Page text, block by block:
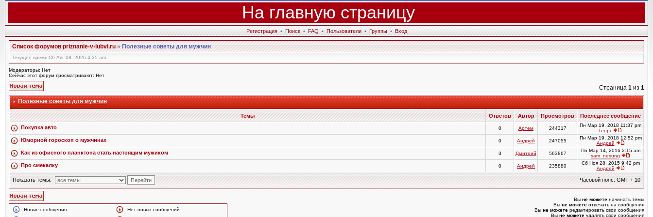
На главную страницу
Регистрация • Поиск • FAQ • Пользователи • Группы • Вход
Список форумов priznanie-v-lubvi.ru»Полезные советы для мужчин
Текущее время Сб Авг 08, 2026 4:35 am
Модераторы: Нет
Сейчас этот форум просматривают: Нет
Страница 1 из 1
Полезные советы для мужчин
Темы Ответов Автор Просмотров
Последнее сообщение
Покупка авто
0 Артем 244317
Пн Мар 19, 2018 11:37 pm
Георг
Юморной гороскоп о мужчинах 0 Андрей 247055
Пн Мар 19, 2018 12:52 pm
Андрей
Как из офисного планктона стать настоящим мужиком 3 Дмитрий 563867
Пн Мар 14, 2016 2:15 am
sam_nesung
Про смекалку 0 Андрей 235880
Сб Ноя 28, 2015 9:42 pm
Андрей
Показать темы: Часовой пояс: GMT + 10
Новые сообщения Нет новых сообщений
Вы не можете начинать темы
Вы не можете отвечать на сообщения
Вы не можете редактировать свои сообщения
Вы не можете удалять свои сообщения